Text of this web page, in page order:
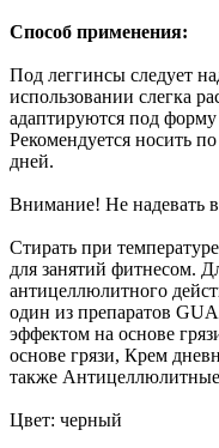
Способ применения:
Под леггинсы следует
использовании слегка
адаптируются под
Рекомендуется носить
дней.
Внимание! Не надевать
Стирать при
для занятий фитнесом.
антицеллюлитного
один из препаратов
эффектом на основе
основе грязи, Крем
также
Цвет: черный